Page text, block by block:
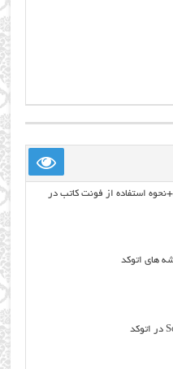
استفاده از فونت کاتب در
های اتوکد